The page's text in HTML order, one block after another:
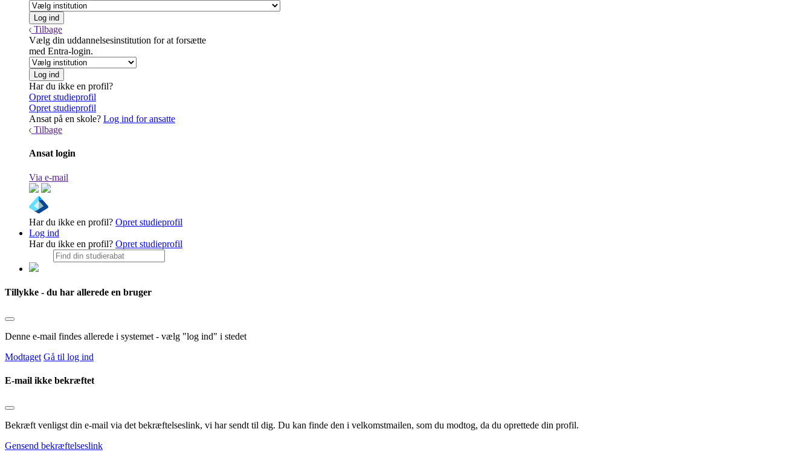
Tilbage
Vælg din uddannelsesinstitution for at forsætte
med Entra-login.
Har du ikke en profil?
Opret studieprofil
Opret studieprofil
Ansat på en skole? Log ind for ansatte
Tilbage
Ansat login
Via e-mail
Har du ikke en profil? Opret studieprofil
Log ind
Har du ikke en profil? Opret studieprofil
Tillykke - du har allerede en bruger
Denne e-mail findes allerede i systemet - vælg "log ind" i stedet
Modtaget Gå til log ind
E-mail ikke bekræftet
Bekræft venligst din e-mail via det bekræftelseslink, vi har sendt til dig. Du kan finde den i velkomstmailen, som du modtog, da du oprettede din profil.
Gensend bekræftelseslink